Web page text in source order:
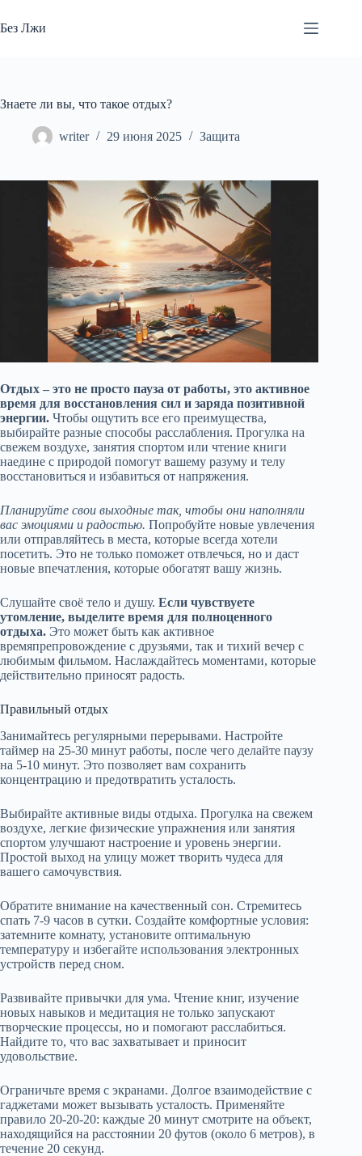
к
сути
Без Лжи
Знаете ли вы, что такое отдых?
writer 29 июня 2025 Защита
Отдых – это не просто пауза от работы, это активное
время для восстановления сил и заряда позитивной
энергии. Чтобы ощутить все его преимущества,
выбирайте разные способы расслабления. Прогулка на
свежем воздухе, занятия спортом или чтение книги
наедине с природой помогут вашему разуму и телу
восстановиться и избавиться от напряжения.
Планируйте свои выходные так, чтобы они наполняли
вас эмоциями и радостью. Попробуйте новые увлечения
или отправляйтесь в места, которые всегда хотели
посетить. Это не только поможет отвлечься, но и даст
новые впечатления, которые обогатят вашу жизнь.
Слушайте своё тело и душу. Если чувствуете
утомление, выделите время для полноценного
отдыха. Это может быть как активное
времяпрепровождение с друзьями, так и тихий вечер с
любимым фильмом. Наслаждайтесь моментами, которые
действительно приносят радость.
Правильный отдых
Занимайтесь регулярными перерывами. Настройте
таймер на 25-30 минут работы, после чего делайте паузу
на 5-10 минут. Это позволяет вам сохранить
концентрацию и предотвратить усталость.
Выбирайте активные виды отдыха. Прогулка на свежем
воздухе, легкие физические упражнения или занятия
спортом улучшают настроение и уровень энергии.
Простой выход на улицу может творить чудеса для
вашего самочувствия.
Обратите внимание на качественный сон. Стремитесь
спать 7-9 часов в сутки. Создайте комфортные условия:
затемните комнату, установите оптимальную
температуру и избегайте использования электронных
устройств перед сном.
Развивайте привычки для ума. Чтение книг, изучение
новых навыков и медитация не только запускают
творческие процессы, но и помогают расслабиться.
Найдите то, что вас захватывает и приносит
удовольствие.
Ограничьте время с экранами. Долгое взаимодействие с
гаджетами может вызывать усталость. Применяйте
правило 20-20-20: каждые 20 минут смотрите на объект,
находящийся на расстоянии 20 футов (около 6 метров), в
течение 20 секунд.